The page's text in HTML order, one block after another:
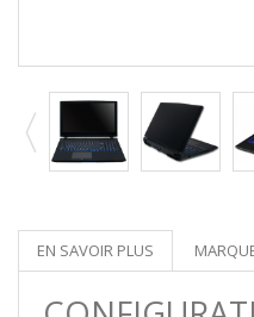
EN SAVOIR PLUS